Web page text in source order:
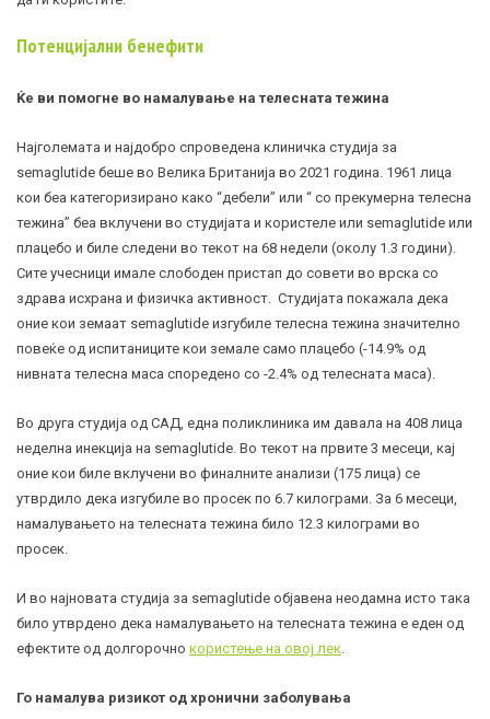
Потенцијални бенефити
Ќе ви помогне во намалување на телесната тежина
Најголемата и најдобро спроведена клиничка студија за
semaglutide беше во Велика Британија во 2021 година. 1961 лица
кои беа категоризирано како “дебели” или “ со прекумерна телесна
тежина” беа вклучени во студијата и користеле или semaglutide или
плацебо и биле следени во текот на 68 недели (околу 1.3 години).
Сите учесници имале слободен пристап до совети во врска со
здрава исхрана и физичка активност. Студијата покажала дека
оние кои земаат semaglutide изгубиле телесна тежина значително
повеќе од испитаниците кои земале само плацебо (-14.9% од
нивната телесна маса споредено со -2.4% од телесната маса).
Во друга студија од САД, една поликлиника им давала на 408 лица
неделна инекција на semaglutide. Во текот на првите 3 месеци, кај
оние кои биле вклучени во финалните анализи (175 лица) се
утврдило дека изгубиле во просек по 6.7 килограми. За 6 месеци,
намалувањето на телесната тежина било 12.3 килограми во
просек.
И во најновата студија за semaglutide објавена неодамна исто така
било утврдено дека намалувањето на телесната тежина е еден од
ефектите од долгорочно користење на овој лек
Го намалува ризикот од хронични заболувања